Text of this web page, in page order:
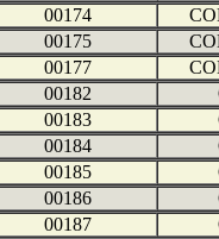
00174
00175
00177
00182
00183
00184
00185
00186
00187